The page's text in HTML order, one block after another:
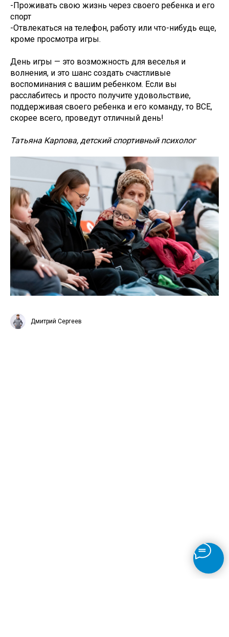
-Проживать свою жизнь через своего ребенка и его
спорт
-Отвлекаться на телефон, работу или что-нибудь еще,
кроме просмотра игры.
День игры — это возможность для веселья и
волнения, и это шанс создать счастливые
воспоминания с вашим ребенком. Если вы
расслабитесь и просто получите удовольствие,
поддерживая своего ребенка и его команду, то ВСЕ,
скорее всего, проведут отличный день!
Татьяна Карпова, детский спортивный психолог
Дмитрий Сергеев